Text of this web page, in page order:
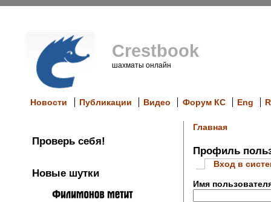
Crestbook
шахматы онлайн
Новости Публикации Видео Форум КС Eng
Проверь себя!
Новые шутки
Главная
Профиль
Вход в
Имя